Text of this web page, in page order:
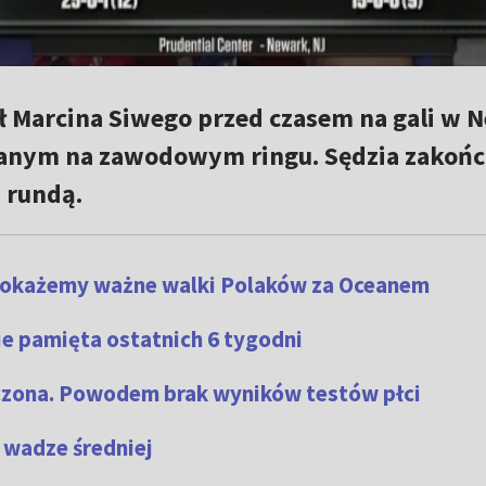
Marcina Siwego przed czasem na gali w
na zawodowym ringu. Sędzia
ważne walki Polaków za Oceanem
pamięta ostatnich 6 tygodni
Powodem brak wyników testów płci
średniej